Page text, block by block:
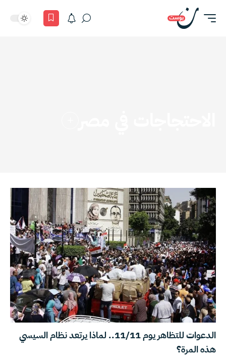
الدعوات للتظاهر يوم 11/11.. لماذا يرتعد نظام السيسي
هذه المرة؟